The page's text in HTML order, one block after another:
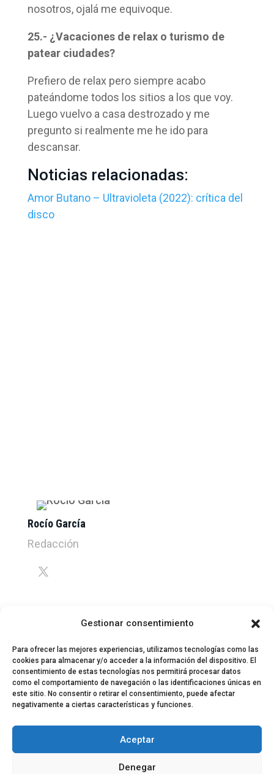
Gestionar consentimiento
Para ofrecer las mejores experiencias, utilizamos tecnologías como las
cookies para almacenar y/o acceder a la información del dispositivo. El
consentimiento de estas tecnologías nos permitirá procesar datos
como el comportamiento de navegación o las identificaciones únicas en
este sitio. No consentir o retirar el consentimiento, puede afectar
negativamente a ciertas características y funciones.
Aceptar
Denegar
nosotros, ojalá me equivoque.
25.- ¿Vacaciones de relax o turismo de
patear ciudades?
Prefiero de relax pero siempre acabo
pateándome todos los sitios a los que voy.
Luego vuelvo a casa destrozado y me
pregunto si realmente me he ido para
descansar.
Noticias relacionadas:
Amor Butano – Ultravioleta (2022): crítica del
disco
Rocío García
Redacción
Equipo EPDLT Contacto